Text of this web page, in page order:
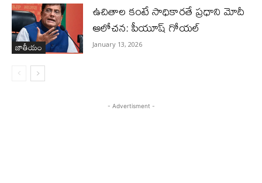
జాతీయం
ఉచితాల కంటే సాధికారతే ప్రధాని మోదీ
ఆలోచన: పీయూష్ గోయల్
January 13, 2026
- Advertisment -